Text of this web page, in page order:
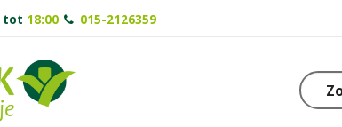
tot 18:00 015-2126359